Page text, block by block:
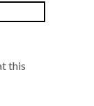
this